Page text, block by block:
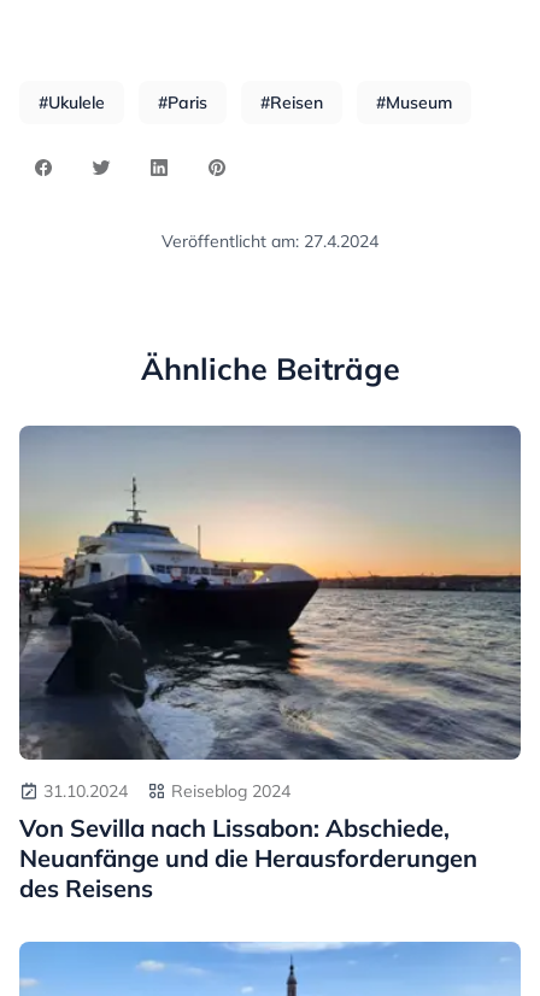
#Ukulele #Paris #Reisen #Museum
Veröffentlicht am: 27.4.2024
Ähnliche Beiträge
31.10.2024 Reiseblog 2024
Von Sevilla nach Lissabon: Abschiede,
Neuanfänge und die Herausforderungen
des Reisens